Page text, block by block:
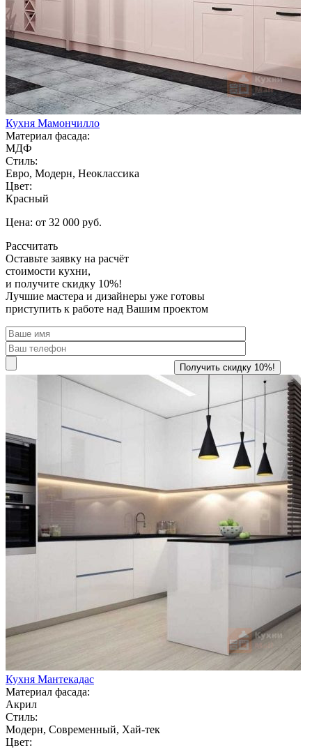
Кухня Мамончилло
Материал фасада:
МДФ
Стиль:
Евро, Модерн, Неоклассика
Цвет:
Красный
Цена: от 32 000 руб.
Рассчитать
Оставьте заявку на расчёт
стоимости кухни,
и получите скидку 10%!
Лучшие мастера и дизайнеры уже готовы
приступить к работе над Вашим проектом
Кухня Мантекадас
Материал фасада:
Акрил
Стиль:
Модерн, Современный, Хай-тек
Цвет: